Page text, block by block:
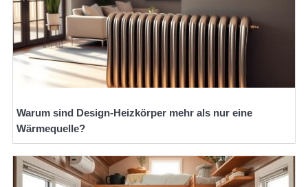
Warum sind Design-Heizkörper mehr als nur eine
Wärmequelle?